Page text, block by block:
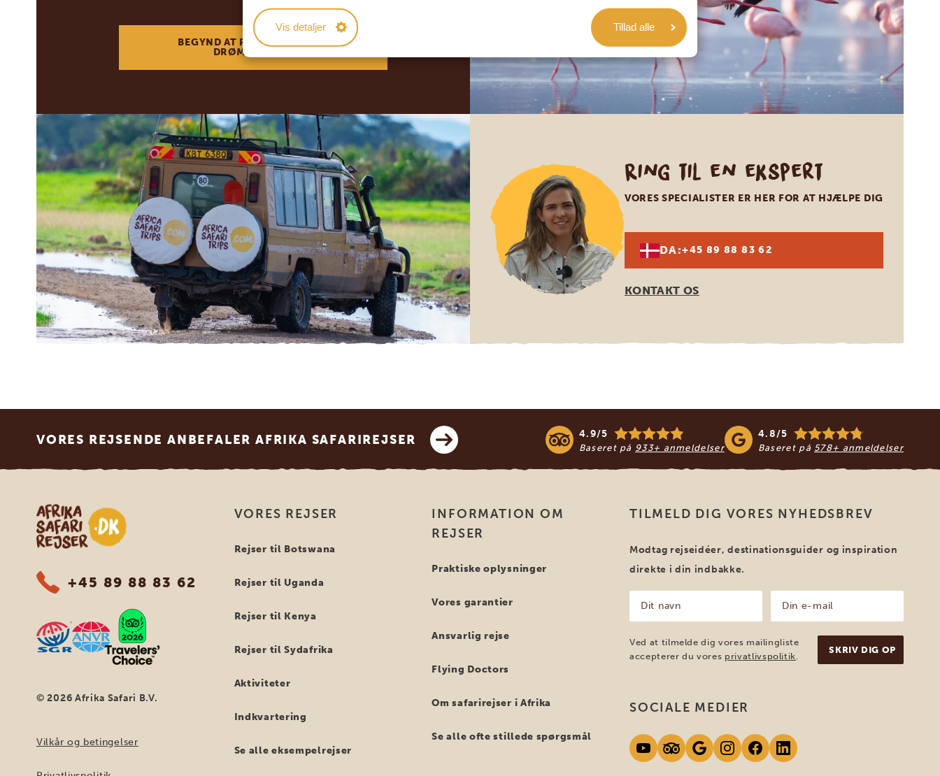
Vis detaljer Tillad alle
BEGYND AT PLANLÆGGE DIN
DRØMMEREJSE
Ring til en ekspert
VORES SPECIALISTER ER HER FOR AT HJÆLPE DIG
DA:+45 89 88 83 62
KONTAKT OS
VORES REJSENDE ANBEFALER AFRIKA SAFARIREJSER 4.9/5
Baseret på 933+ anmeldelser
4.8/5
Baseret på 578+ anmeldelser
Safari-rejser i Afrika
+45 89 88 83 62
© 2026 Afrika Safari B.V.
Vilkår og betingelser
VORES REJSER
Rejser til Botswana
Rejser til Uganda
Rejser til Kenya
Rejser til Sydafrika
Aktiviteter
Indkvartering
Se alle eksempelrejser
INFORMATION OM
REJSER
Praktiske oplysninger
Vores garantier
Ansvarlig rejse
Flying Doctors
Om safarirejser i Afrika
Se alle ofte stillede spørgsmål
TILMELD DIG VORES NYHEDSBREV
Modtag rejseidéer, destinationsguider og inspiration
direkte i din indbakke.
navn
(Påkrævet)
mail
(Påkrævet)
Ved at tilmelde dig vores mailingliste
accepterer du vores privatlivspolitik.
SOCIALE MEDIER